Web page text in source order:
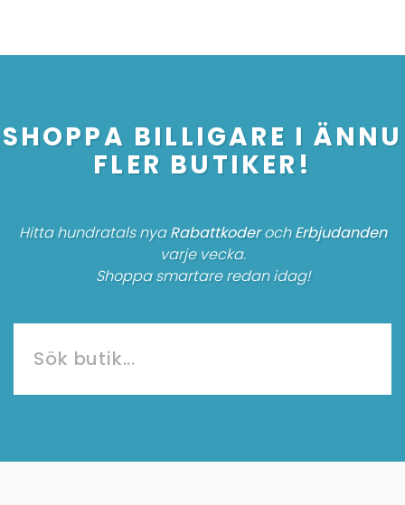
SHOPPA BILLIGARE I ÄNNU
FLER BUTIKER!
Hitta hundratals nyaRabattkoderochErbjudanden
varje vecka.
Shoppa smartare redan idag!